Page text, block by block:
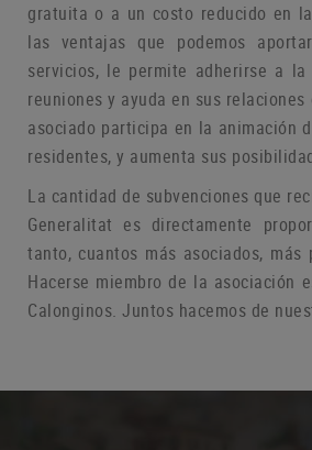
gratuita o a un costo reducido en
las ventajas que podemos
servicios, le permite adherirse a
reuniones y ayuda en sus
asociado participa en la animación
residentes, y aumenta sus
La cantidad de subvenciones que
Generalitat es directamente
tanto, cuantos más asociados,
Hacerse miembro de la asociación
Calonginos. Juntos hacemos de